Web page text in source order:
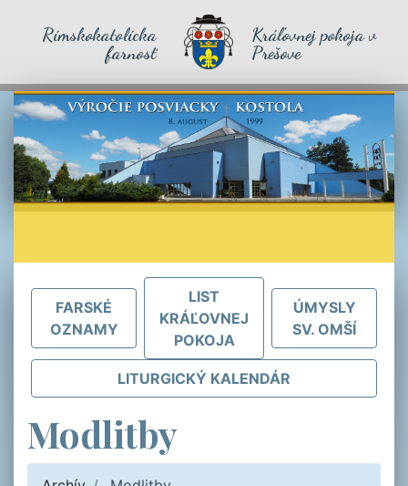
Rímskokatolícka
farnosť
Kráľovnej pokoja v
Prešove
FARSKÉ
OZNAMY
LIST
KRÁĽOVNEJ
POKOJA
ÚMYSLY
SV. OMŠÍ
LITURGICKÝ KALENDÁR
Modlitby